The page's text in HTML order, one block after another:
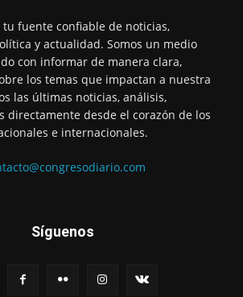
tu fuente confiable de noticias,
y actualidad. Somos un medio
con informar de manera clara,
los temas que impactan a nuestra
las últimas noticias, análisis,
directamente desde el corazón de los
e internacionales.
Síguenos